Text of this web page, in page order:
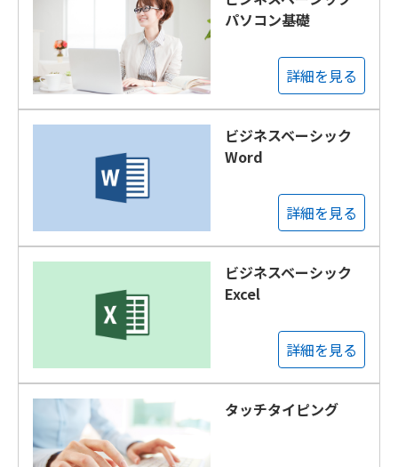
パソコン基礎
詳細を見る
ビジネスベーシック
Word
詳細を見る
ビジネスベーシック
Excel
詳細を見る
タッチタイピング